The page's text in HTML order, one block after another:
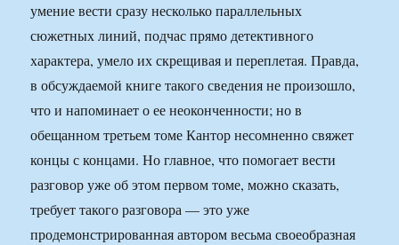
умение вести сразу несколько параллельных
сюжетных линий, подчас прямо детективного
характера, умело их скрещивая и переплетая. Правда,
в обсуждаемой книге такого сведения не произошло,
что и напоминает о ее неоконченности; но в
обещанном третьем томе Кантор несомненно свяжет
концы с концами. Но главное, что помогает вести
разговор уже об этом первом томе, можно сказать,
требует такого разговора — это уже
продемонстрированная автором весьма своеобразная